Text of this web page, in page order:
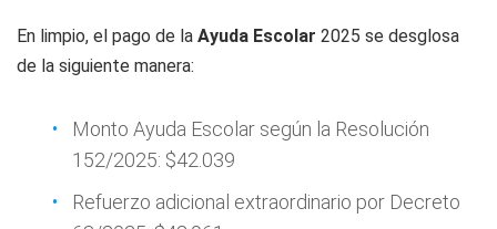
En limpio, el pago de la Ayuda Escolar 2025 se desglosa
de la siguiente manera:
Monto Ayuda Escolar según la Resolución
152/2025: $42.039
Refuerzo adicional extraordinario por Decreto